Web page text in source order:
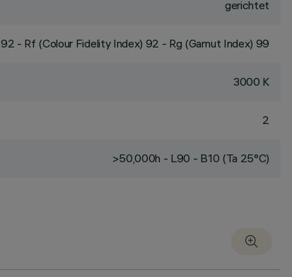
gerichtet
92 - Rf (Colour Fidelity Index) 92 - Rg (Gamut Index) 99
3000 K
2
>50,000h - L90 - B10 (Ta 25°C)